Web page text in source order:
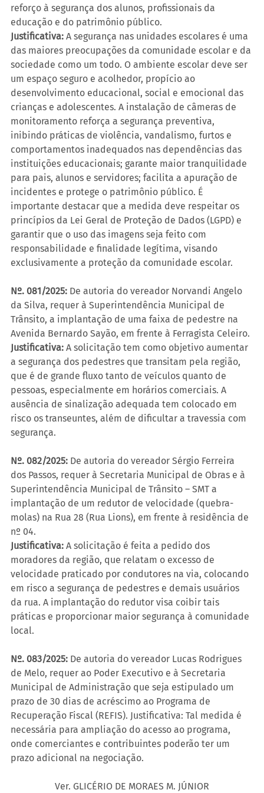
reforço à segurança dos alunos, profissionais da
educação e do patrimônio público.
Justificativa: A segurança nas unidades escolares é uma
das maiores preocupações da comunidade escolar e da
sociedade como um todo. O ambiente escolar deve ser
um espaço seguro e acolhedor, propício ao
desenvolvimento educacional, social e emocional das
crianças e adolescentes. A instalação de câmeras de
monitoramento reforça a segurança preventiva,
inibindo práticas de violência, vandalismo, furtos e
comportamentos inadequados nas dependências das
instituições educacionais; garante maior tranquilidade
para pais, alunos e servidores; facilita a apuração de
incidentes e protege o patrimônio público. É
importante destacar que a medida deve respeitar os
princípios da Lei Geral de Proteção de Dados (LGPD) e
garantir que o uso das imagens seja feito com
responsabilidade e finalidade legítima, visando
exclusivamente a proteção da comunidade escolar.
Nº. 081/2025: De autoria do vereador Norvandi Angelo
da Silva, requer à Superintendência Municipal de
Trânsito, a implantação de uma faixa de pedestre na
Avenida Bernardo Sayão, em frente à Ferragista Celeiro.
Justificativa: A solicitação tem como objetivo aumentar
a segurança dos pedestres que transitam pela região,
que é de grande fluxo tanto de veículos quanto de
pessoas, especialmente em horários comerciais. A
ausência de sinalização adequada tem colocado em
risco os transeuntes, além de dificultar a travessia com
segurança.
Nº. 082/2025: De autoria do vereador Sérgio Ferreira
dos Passos, requer à Secretaria Municipal de Obras e à
Superintendência Municipal de Trânsito – SMT a
implantação de um redutor de velocidade (quebra-
molas) na Rua 28 (Rua Lions), em frente à residência de
nº 04.
Justificativa: A solicitação é feita a pedido dos
moradores da região, que relatam o excesso de
velocidade praticado por condutores na via, colocando
em risco a segurança de pedestres e demais usuários
da rua. A implantação do redutor visa coibir tais
práticas e proporcionar maior segurança à comunidade
local.
Nº. 083/2025: De autoria do vereador Lucas Rodrigues
de Melo, requer ao Poder Executivo e à Secretaria
Municipal de Administração que seja estipulado um
prazo de 30 dias de acréscimo ao Programa de
Recuperação Fiscal (REFIS). Justificativa: Tal medida é
necessária para ampliação do acesso ao programa,
onde comerciantes e contribuintes poderão ter um
prazo adicional na negociação.
Ver. GLICÉRIO DE MORAES M. JÚNIOR